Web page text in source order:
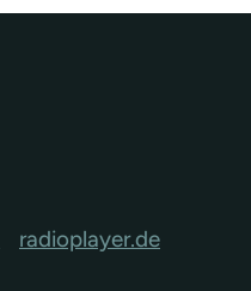
radioplayer.de